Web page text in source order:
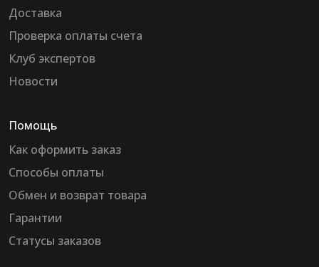
Доставка
Проверка оплаты счета
Клуб экспертов
Новости
Помощь
Как оформить заказ
Способы оплаты
Обмен и возврат товара
Гарантии
Статусы заказов